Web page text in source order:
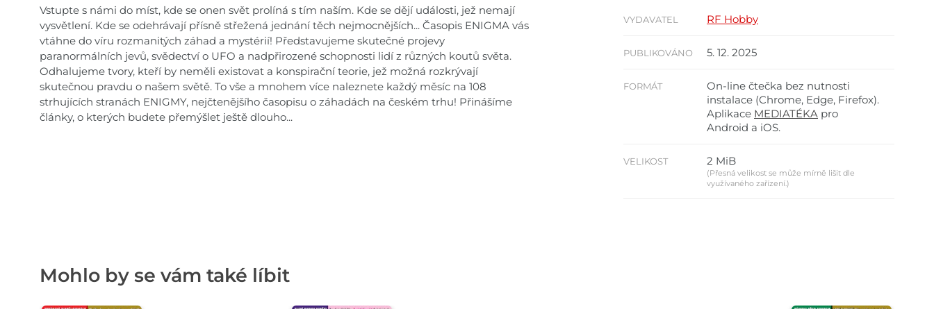
Vstupte s námi do míst, kde se onen svět prolíná s tím naším. Kde se dějí události, jež nemají
vysvětlení. Kde se odehrávají přísně střežená jednání těch nejmocnějších... Časopis ENIGMA vás
vtáhne do víru rozmanitých záhad a mystérií! Představujeme skutečné projevy
paranormálních jevů, svědectví o UFO a nadpřirozené schopnosti lidí z různých koutů světa.
Odhalujeme tvory, kteří by neměli existovat a konspirační teorie, jež možná rozkrývají
skutečnou pravdu o našem světě. To vše a mnohem více naleznete každý měsíc na 108
strhujících stranách ENIGMY, nejčtenějšího časopisu o záhadách na českém trhu! Přinášíme
články, o kterých budete přemýšlet ještě dlouho...
VYDAVATEL RF Hobby
PUBLIKOVÁNO 5. 12. 2025
FORMÁT
On-line čtečka bez nutnosti
instalace (Chrome, Edge, Firefox).
Aplikace MEDIATÉKA pro
Android a iOS.
VELIKOST 2 MiB
(Přesná velikost se může mírně lišit dle
využívaného zařízení.)
Mohlo by se vám také líbit